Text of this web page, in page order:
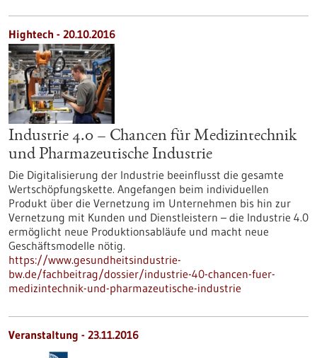
Hightech - 20.10.2016
Industrie 4.0 – Chancen für Medizintechnik
und Pharmazeutische Industrie
Die Digitalisierung der Industrie beeinflusst die gesamte
Wertschöpfungskette. Angefangen beim individuellen
Produkt über die Vernetzung im Unternehmen bis hin zur
Vernetzung mit Kunden und Dienstleistern – die Industrie 4.0
ermöglicht neue Produktionsabläufe und macht neue
Geschäftsmodelle nötig.
https://www.gesundheitsindustrie-
bw.de/fachbeitrag/dossier/industrie-40-chancen-fuer-
medizintechnik-und-pharmazeutische-industrie
Veranstaltung - 23.11.2016